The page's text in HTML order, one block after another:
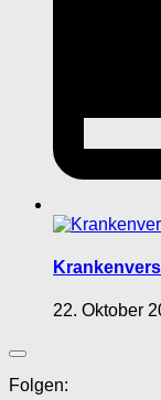
22. Oktober
Folgen: